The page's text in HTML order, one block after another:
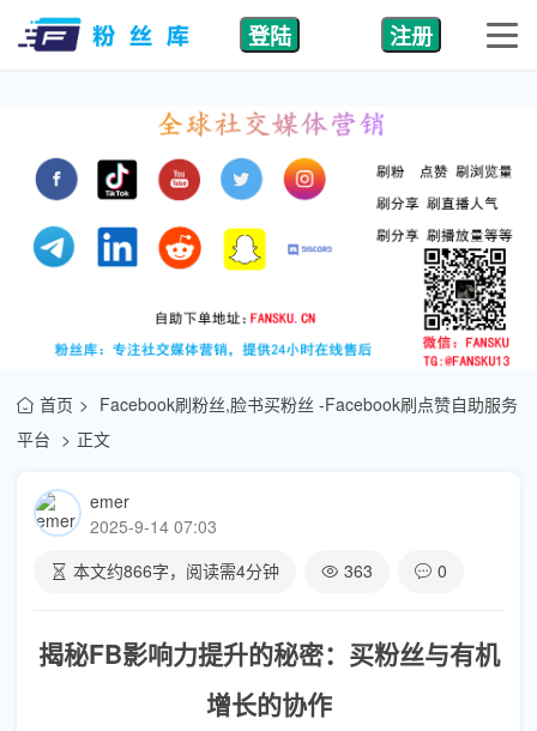
登陆 注册
首页
Facebook刷粉丝,脸书买粉丝 -Facebook刷点赞自助服务
平台
正文
emer
2025-9-14 07:03
本文约866字，阅读需4分钟 363 0
揭秘FB影响力提升的秘密：买粉丝与有机
增长的协作